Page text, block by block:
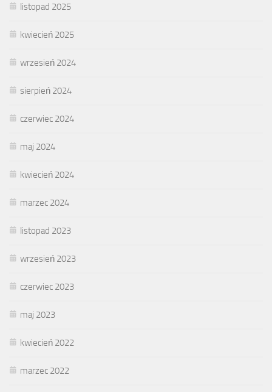
listopad 2025
kwiecień 2025
wrzesień 2024
sierpień 2024
czerwiec 2024
maj 2024
kwiecień 2024
marzec 2024
listopad 2023
wrzesień 2023
czerwiec 2023
maj 2023
kwiecień 2022
marzec 2022